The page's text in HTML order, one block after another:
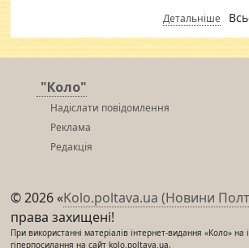
Детальніше
"Коло"
Надіслати повідомлення
Реклама
Редакція
© 2026 «Kolo.poltava.ua (Новини
права захищені!
При використанні матеріалів інтернет-видання «Коло» на
гіперпосилання на сайт kolo.poltava.ua,